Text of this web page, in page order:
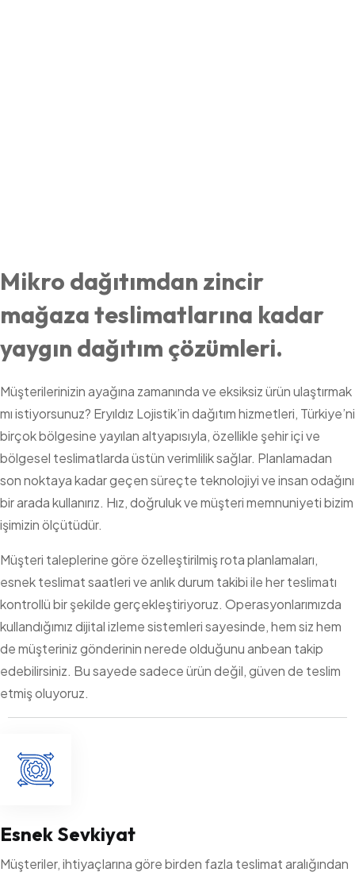
Mikro dağıtımdan zincir
mağaza teslimatlarına kadar
yaygın dağıtım çözümleri.
Müşterilerinizin ayağına zamanında ve eksiksiz ürün ulaştırmak
mı istiyorsunuz? Eryıldız Lojistik’in dağıtım hizmetleri, Türkiye’ni
birçok bölgesine yayılan altyapısıyla, özellikle şehir içi ve
bölgesel teslimatlarda üstün verimlilik sağlar. Planlamadan
son noktaya kadar geçen süreçte teknolojiyi ve insan odağını
bir arada kullanırız. Hız, doğruluk ve müşteri memnuniyeti bizim
işimizin ölçütüdür.
Müşteri taleplerine göre özelleştirilmiş rota planlamaları,
esnek teslimat saatleri ve anlık durum takibi ile her teslimatı
kontrollü bir şekilde gerçekleştiriyoruz. Operasyonlarımızda
kullandığımız dijital izleme sistemleri sayesinde, hem siz hem
de müşteriniz gönderinin nerede olduğunu anbean takip
edebilirsiniz. Bu sayede sadece ürün değil, güven de teslim
etmiş oluyoruz.
Esnek Sevkiyat
Müşteriler, ihtiyaçlarına göre birden fazla teslimat aralığından